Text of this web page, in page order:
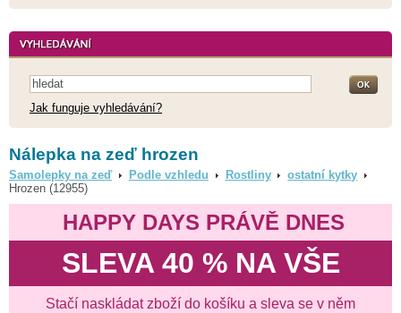
Jak funguje vyhledávání?
Nálepka na zeď hrozen
Samolepky na zeď Podle vzhledu Rostliny
ostatní kytky
Hrozen (12955)
HAPPY DAYS PRÁVĚ DNES
SLEVA 40 % NA VŠE
Stačí naskládat zboží do košíku a sleva se v něm